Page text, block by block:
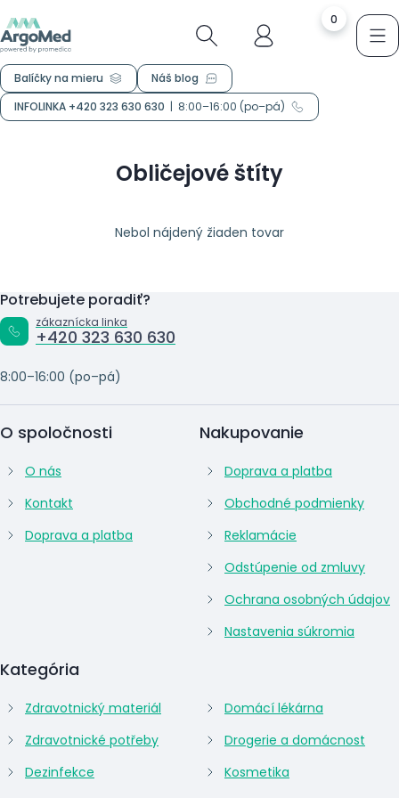
0
Balíčky na mieru
Náš blog
INFOLINKA +420 323 630 630 | 8:00–16:00 (po–pá)
Obličejové štíty
Nebol nájdený žiaden tovar
Potrebujete poradiť?
zákaznícka linka
+420 323 630 630
8:00–16:00 (po–pá)
O spoločnosti
O nás
Kontakt
Doprava a platba
Kategória
Zdravotnický materiál
Zdravotnické potřeby
Dezinfekce
Domácí lékárna
Drogerie a domácnost
Kosmetika
Nakupovanie
Doprava a platba
Obchodné podmienky
Reklamácie
Odstúpenie od zmluvy
Ochrana osobných údajov
Nastavenia súkromia